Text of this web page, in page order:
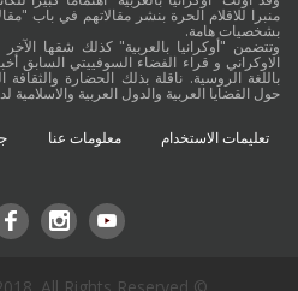
منبرا للاقلام الحرة بنشر مقالاتهم في باب
بشخصيات هامة.
وتتضمن "أوكرانيا بالعربية" كذلك شقها
الاوكراني و قراء الفضاء السوفييتي السابق
باللغة الروسية. ناقلة بذلك الحضارة
حول القضايا العربية والدول العربية
تعليمات الاستخدام معلومات عنا